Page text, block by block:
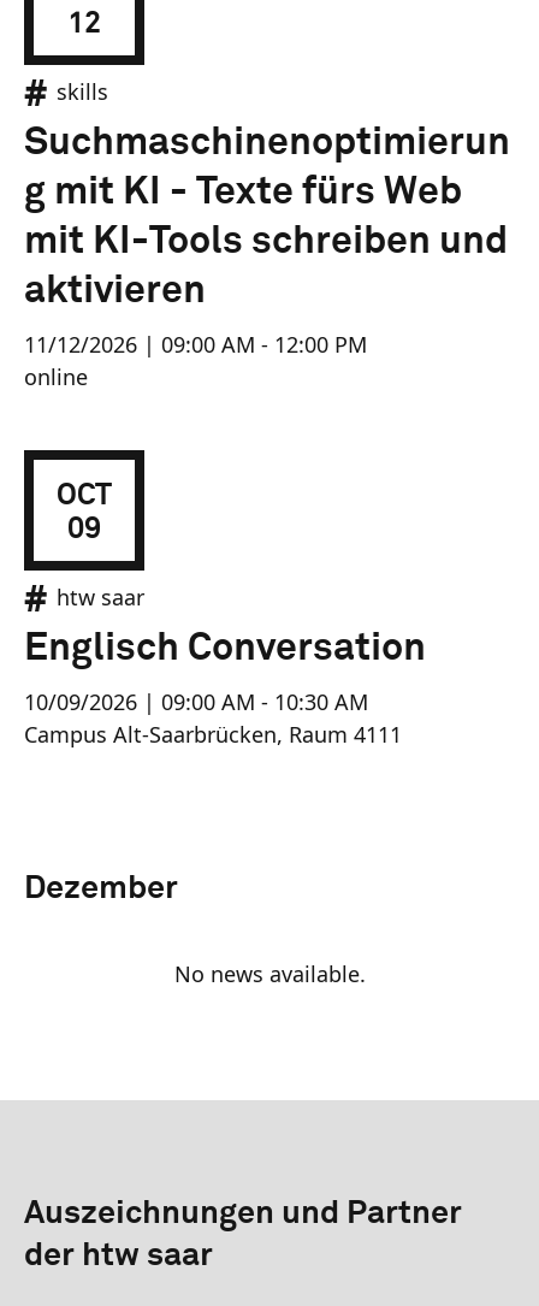
12
skills
Suchmaschinenoptimierun
g mit KI - Texte fürs Web
mit KI-Tools schreiben und
aktivieren
11/12/2026 | 09:00 AM - 12:00 PM
online
OCT
09
htw saar
Englisch Conversation
10/09/2026 | 09:00 AM - 10:30 AM
Campus Alt-Saarbrücken, Raum 4111
Dezember
No news available.
Auszeichnungen und Partner
der htw saar